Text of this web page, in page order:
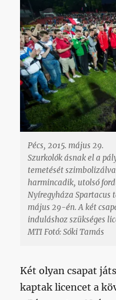
Pécs, 2015. május 29.
Szurkolók ásnak el a
temetését
harmincadik, utolsó
Nyíregyháza Spartacus
május 29-én. A két
induláshoz szükséges
MTI Fotó: Sóki Tamás
Két olyan csapat
kaptak licencet a